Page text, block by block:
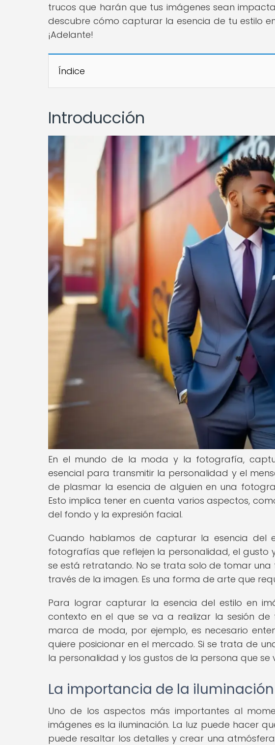
trucos que harán que tus imágenes sean
descubre cómo capturar la esencia de tu estilo
¡Adelante!
Índice
Introducción
En el mundo de la moda y la fotografía,
esencial para transmitir la personalidad y el
de plasmar la esencia de alguien en una
Esto implica tener en cuenta varios aspectos,
del fondo y la expresión facial.
Cuando hablamos de capturar la esencia del
fotografías que reflejen la personalidad, el
se está retratando. No se trata solo de tomar
través de la imagen. Es una forma de arte que
Para lograr capturar la esencia del estilo en
contexto en el que se va a realizar la sesión
marca de moda, por ejemplo, es necesario
quiere posicionar en el mercado. Si se trata de
la personalidad y los gustos de la persona que se
La importancia de la
Uno de los aspectos más importantes al
imágenes es la iluminación. La luz puede hacer
puede resaltar los detalles y crear una